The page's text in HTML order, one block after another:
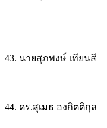
43. นายสุภพงษ์ เทียนสี
44. ดร.สุเมธ องกิตติกุล